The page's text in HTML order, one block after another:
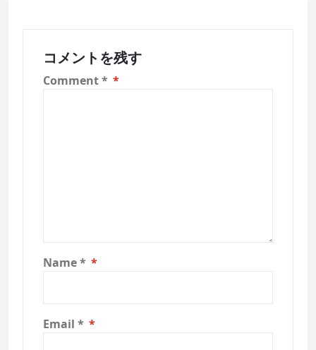
コメントを残す
Comment*
Name*
Email *